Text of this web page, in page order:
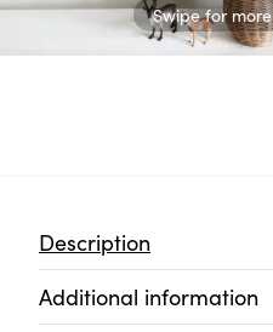
Swipe for more
Description
Additional information